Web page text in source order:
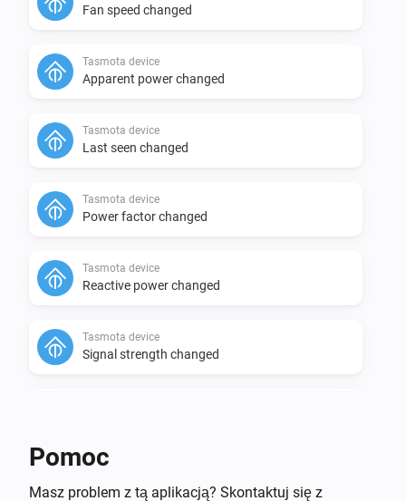
Fan speed changed
Tasmota device
Apparent power changed
Tasmota device
Last seen changed
Tasmota device
Power factor changed
Tasmota device
Reactive power changed
Tasmota device
Signal strength changed
Socket Select one of the values status changed to
Pomoc
Masz problem z tą aplikacją? Skontaktuj się z